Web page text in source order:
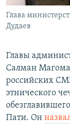
Глава
Дудаев
Главы
Салман
российских
этнического
Пати. Он